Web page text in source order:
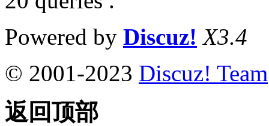
Powered by Discuz! X3.4
© 2001-2023 Discuz! Team
返回顶部